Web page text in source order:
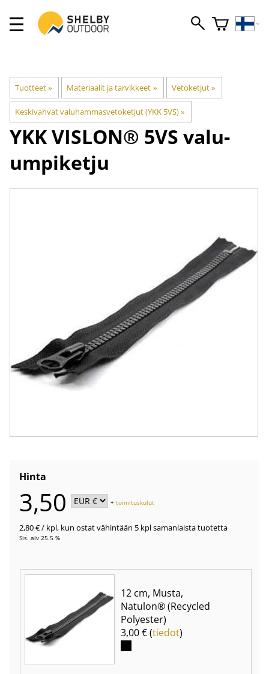
Tuotteet‪» Materiaalit ja tarvikkeet ‪» Vetoketjut‪»
Keskivahvat valuhammasvetoketjut (YKK 5VS)‪»
YKKVISLON® 5VS valu-
umpiketju
Hinta
3,50 +toimituskulut
2,80 €/ kpl, kun ostat vähintään 5 kpl samanlaista tuotetta
Sis. alv 25.5 %
12 cm, Musta,
Natulon® (Recycled
Polyester)
3,00 € (tiedot)